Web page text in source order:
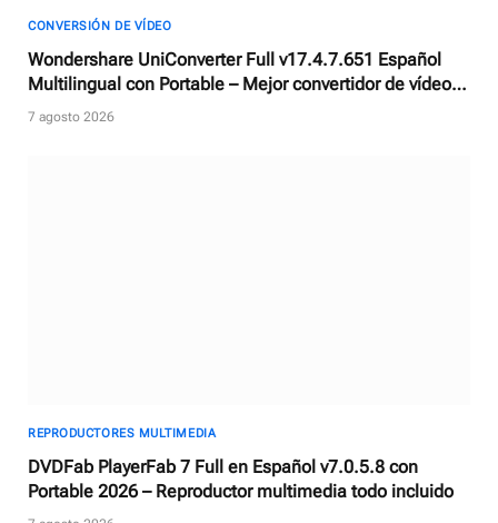
CONVERSIÓN DE VÍDEO
Wondershare UniConverter Full v17.4.7.651 Español
Multilingual con Portable – Mejor convertidor de vídeos
con AI
7 agosto 2026
REPRODUCTORES MULTIMEDIA
DVDFab PlayerFab 7 Full en Español v7.0.5.8 con
Portable 2026 – Reproductor multimedia todo incluido